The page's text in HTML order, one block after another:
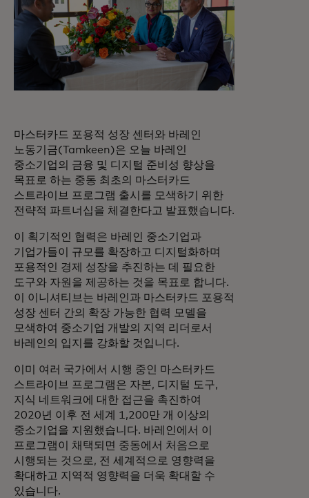
마스터카드 포용적 성장 센터와 바레인
노동기금(Tamkeen)은 오늘 바레인
중소기업의 금융 및 디지털 준비성 향상을
목표로 하는 중동 최초의 마스터카드
스트라이브 프로그램 출시를 모색하기 위한
전략적 파트너십을 체결한다고 발표했습니다.
이 획기적인 협력은 바레인 중소기업과
기업가들이 규모를 확장하고 디지털화하며
포용적인 경제 성장을 추진하는 데 필요한
도구와 자원을 제공하는 것을 목표로 합니다.
이 이니셔티브는 바레인과 마스터카드 포용적
성장 센터 간의 확장 가능한 협력 모델을
모색하여 중소기업 개발의 지역 리더로서
바레인의 입지를 강화할 것입니다.
이미 여러 국가에서 시행 중인 마스터카드
스트라이브 프로그램은 자본, 디지털 도구,
지식 네트워크에 대한 접근을 촉진하여
2020년 이후 전 세계 1,200만 개 이상의
중소기업을 지원했습니다. 바레인에서 이
프로그램이 채택되면 중동에서 처음으로
시행되는 것으로, 전 세계적으로 영향력을
확대하고 지역적 영향력을 더욱 확대할 수
있습니다.